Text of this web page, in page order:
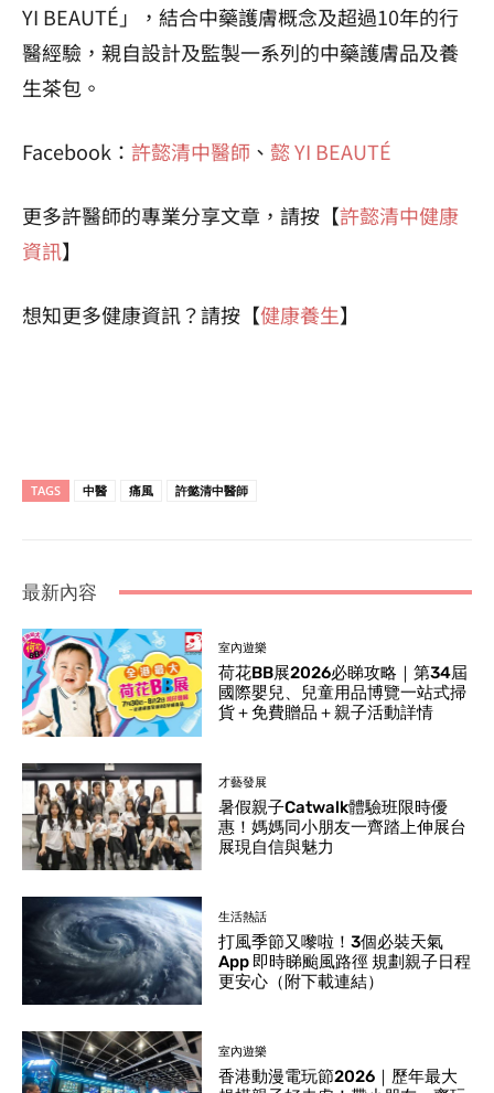
YI BEAUTÉ」，結合中藥護膚概念及超過10年的行
醫經驗，親自設計及監製一系列的中藥護膚品及養
生茶包。
Facebook： 許懿清中醫師 、 懿 YI BEAUTÉ
更多許醫師的專業分享文章，請按【許懿清中健康
資訊】
想知更多健康資訊？請按【健康養生】
TAGS 中醫 痛風 許懿清中醫師
最新內容
室內遊樂
荷花BB展2026必睇攻略｜第34屆
國際嬰兒、兒童用品博覽一站式掃
貨＋免費贈品＋親子活動詳情
才藝發展
暑假親子Catwalk體驗班限時優
惠！媽媽同小朋友一齊踏上伸展台
展現自信與魅力
生活熱話
打風季節又嚟啦！3個必裝天氣
App 即時睇颱風路徑 規劃親子日程
更安心（附下載連結）
室內遊樂
香港動漫電玩節2026｜歷年最大